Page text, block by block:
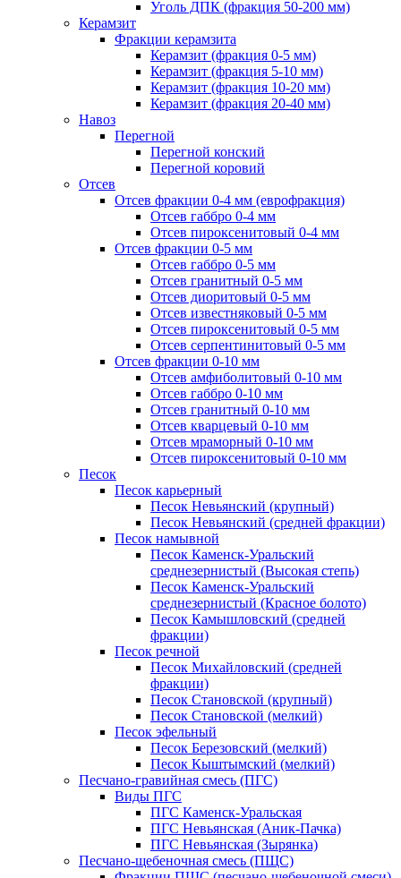
Уголь ДПК (фракция 50-200 мм)
Керамзит
Фракции керамзита
Керамзит (фракция 0-5 мм)
Керамзит (фракция 5-10 мм)
Керамзит (фракция 10-20 мм)
Керамзит (фракция 20-40 мм)
Навоз
Перегной
Перегной конский
Перегной коровий
Отсев
Отсев фракции 0-4 мм (еврофракция)
Отсев габбро 0-4 мм
Отсев пироксенитовый 0-4 мм
Отсев фракции 0-5 мм
Отсев габбро 0-5 мм
Отсев гранитный 0-5 мм
Отсев диоритовый 0-5 мм
Отсев известняковый 0-5 мм
Отсев пироксенитовый 0-5 мм
Отсев серпентинитовый 0-5 мм
Отсев фракции 0-10 мм
Отсев амфиболитовый 0-10 мм
Отсев габбро 0-10 мм
Отсев гранитный 0-10 мм
Отсев кварцевый 0-10 мм
Отсев мраморный 0-10 мм
Отсев пироксенитовый 0-10 мм
Песок
Песок карьерный
Песок Невьянский (крупный)
Песок Невьянский (средней фракции)
Песок намывной
Песок Каменск-Уральский
среднезернистый (Высокая степь)
Песок Каменск-Уральский
среднезернистый (Красное болото)
Песок Камышловский (средней
фракции)
Песок речной
Песок Михайловский (средней
фракции)
Песок Становской (крупный)
Песок Становской (мелкий)
Песок эфельный
Песок Березовский (мелкий)
Песок Кыштымский (мелкий)
Песчано-гравийная смесь (ПГС)
Виды ПГС
ПГС Каменск-Уральская
ПГС Невьянская (Аник-Пачка)
ПГС Невьянская (Зырянка)
Песчано-щебеночная смесь (ПЩС)